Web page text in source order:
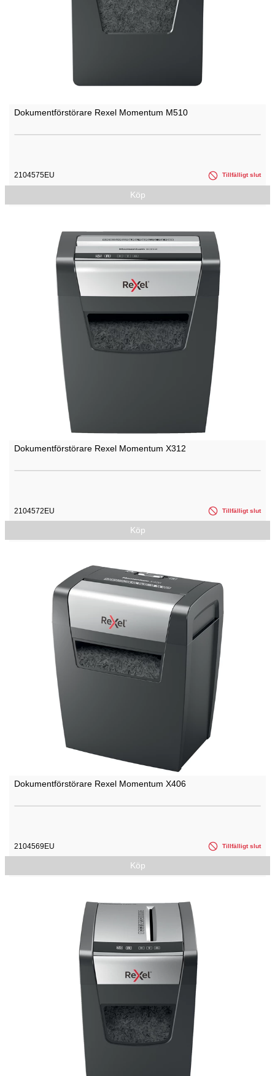
Dokumentförstörare Rexel Momentum M510
2104575EU Tillfälligt slut
Köp
Dokumentförstörare Rexel Momentum X312
2104572EU Tillfälligt slut
Köp
Dokumentförstörare Rexel Momentum X406
2104569EU Tillfälligt slut
Köp